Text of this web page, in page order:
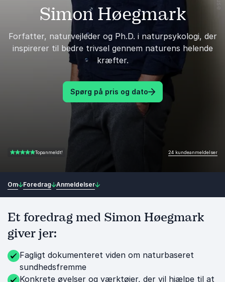
Simon Høegmark
Forfatter, naturvejleder og Ph.D. i naturpsykologi, der
inspirerer til bedre trivsel gennem naturens helende
kræfter.
Spørg på pris og dato
4.75 ud af 5Topanmeldt! 24 kundeanmeldelser
Om Foredrag Anmeldelser
Et foredrag med Simon Høegmark
giver jer:
Fagligt dokumenteret viden om naturbaseret
sundhedsfremme
Konkrete øvelser og værktøjer, der vil hjælpe til at